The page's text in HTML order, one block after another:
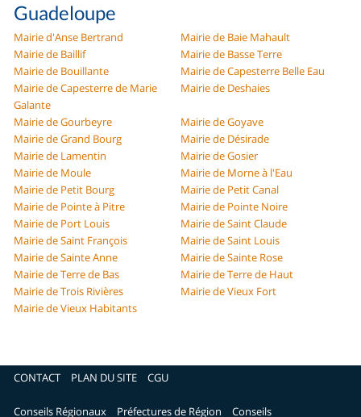
Guadeloupe
Mairie d'Anse Bertrand
Mairie de Baie Mahault
Mairie de Baillif
Mairie de Basse Terre
Mairie de Bouillante
Mairie de Capesterre Belle Eau
Mairie de Capesterre de Marie
Galante
Mairie de Deshaies
Mairie de Gourbeyre
Mairie de Goyave
Mairie de Grand Bourg
Mairie de Désirade
Mairie de Lamentin
Mairie de Gosier
Mairie de Moule
Mairie de Morne à l'Eau
Mairie de Petit Bourg
Mairie de Petit Canal
Mairie de Pointe à Pitre
Mairie de Pointe Noire
Mairie de Port Louis
Mairie de Saint Claude
Mairie de Saint François
Mairie de Saint Louis
Mairie de Sainte Anne
Mairie de Sainte Rose
Mairie de Terre de Bas
Mairie de Terre de Haut
Mairie de Trois Rivières
Mairie de Vieux Fort
Mairie de Vieux Habitants
CONTACT PLAN DU SITE CGU
Conseils Régionaux Préfectures de Région Conseils